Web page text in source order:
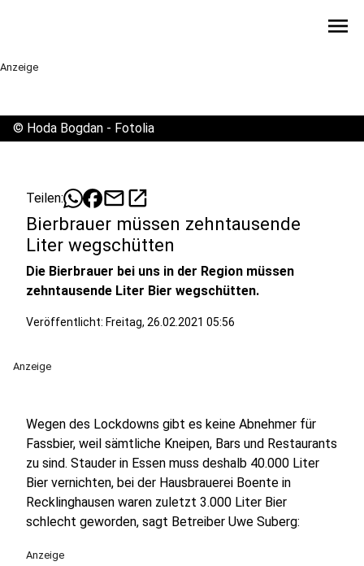
menu
Anzeige
© Hoda Bogdan - Fotolia
Teilen: mailopen_in_new
Bierbrauer müssen zehntausende
Liter wegschütten
Die Bierbrauer bei uns in der Region müssen
zehntausende Liter Bier wegschütten.
Veröffentlicht: Freitag, 26.02.2021 05:56
Anzeige
Wegen des Lockdowns gibt es keine Abnehmer für
Fassbier, weil sämtliche Kneipen, Bars und Restaurants
zu sind. Stauder in Essen muss deshalb 40.000 Liter
Bier vernichten, bei der Hausbrauerei Boente in
Recklinghausen waren zuletzt 3.000 Liter Bier
schlecht geworden, sagt Betreiber Uwe Suberg:
Anzeige